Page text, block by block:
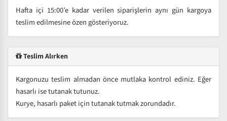
Hafta içi 15:00’e kadar verilen siparişlerin aynı gün kargoya
teslim edilmesine özen gösteriyoruz.
Teslim Alırken
Kargonuzu teslim almadan önce mutlaka kontrol ediniz. Eğer
hasarlı ise tutanak tutunuz.
Kurye, hasarlı paket için tutanak tutmak zorundadır.